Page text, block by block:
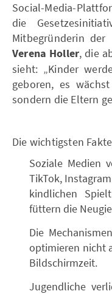
Social-Media-
die
Mitbegründerin der
Verena Holler, die
sieht: „Kinder
geboren, es
sondern die Eltern
Die wichtigsten
Soziale Medien
TikTok,
kindlichen
füttern die
Die
optimieren nicht
Bildschirmzeit.
Jugendliche